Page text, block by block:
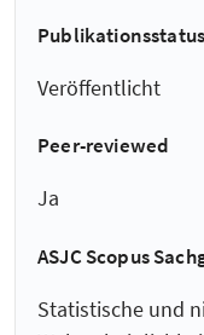
Publikationsstatus
Veröffentlicht
Peer-reviewed
Ja
ASJC Scopus
Statistische und